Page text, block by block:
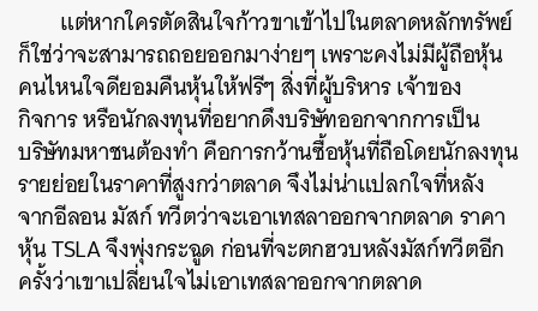
แต่หากใครตัดสินใจก้าวขาเข้าไปในตลาดหลักทรัพย์
ก็ใช่ว่าจะสามารถถอยออกมาง่ายๆ เพราะคงไม่มีผู้ถือหุ้น
คนไหนใจดียอมคืนหุ้นให้ฟรีๆ สิ่งที่ผู้บริหาร เจ้าของ
กิจการ หรือนักลงทุนที่อยากดึงบริษัทออกจากการเป็น
บริษัทมหาชนต้องทำ คือการกว้านซื้อหุ้นที่ถือโดยนักลงทุน
รายย่อยในราคาที่สูงกว่าตลาด จึงไม่น่าแปลกใจที่หลัง
จากอีลอน มัสก์ ทวีตว่าจะเอาเทสลาออกจากตลาด ราคา
หุ้น TSLA จึงพุ่งกระฉูด ก่อนที่จะตกฮวบหลังมัสก์ทวีตอีก
ครั้งว่าเขาเปลี่ยนใจไม่เอาเทสลาออกจากตลาด